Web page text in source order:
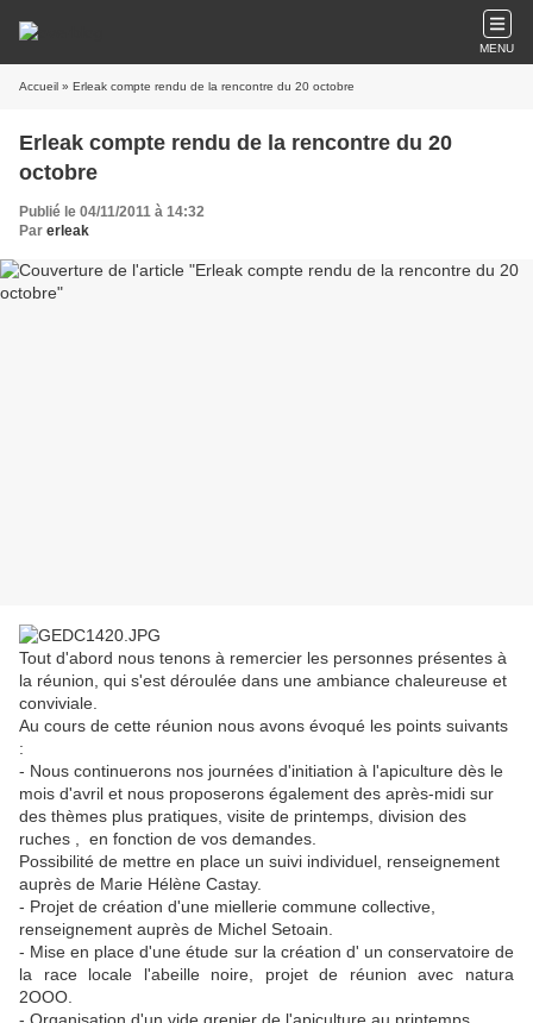
MENU
Accueil » Erleak compte rendu de la rencontre du 20 octobre
Erleak compte rendu de la rencontre du 20
octobre
Publié le 04/11/2011 à 14:32
Par erleak
Tout d'abord nous tenons à remercier les personnes présentes à
la réunion, qui s'est déroulée dans une ambiance chaleureuse et
conviviale.
Au cours de cette réunion nous avons évoqué les points suivants
:
- Nous continuerons nos journées d'initiation à l'apiculture dès le
mois d'avril et nous proposerons également des après-midi sur
des thèmes plus pratiques, visite de printemps, division des
ruches , en fonction de vos demandes.
Possibilité de mettre en place un suivi individuel, renseignement
auprès de Marie Hélène Castay.
- Projet de création d'une miellerie commune collective,
renseignement auprès de Michel Setoain.
- Mise en place d'une étude sur la création d' un conservatoire de
la race locale l'abeille noire, projet de réunion avec natura
2OOO.